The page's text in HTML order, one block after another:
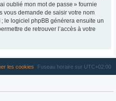
oublié mon mot de passe » fournie
vous demande de saisir votre nom
le logiciel phpBB générera ensuite un
de retrouver l’accès à votre
Fuseau horaire sur UTC+02:00
les cookies